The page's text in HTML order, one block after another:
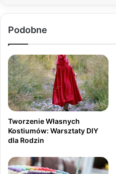
Podobne
Tworzenie Własnych
Kostiumów: Warsztaty DIY
dla Rodzin